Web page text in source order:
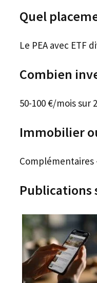
Quel
Le PEA avec ETF
Combien
50-100 €/mois sur
Immobilier
Publications